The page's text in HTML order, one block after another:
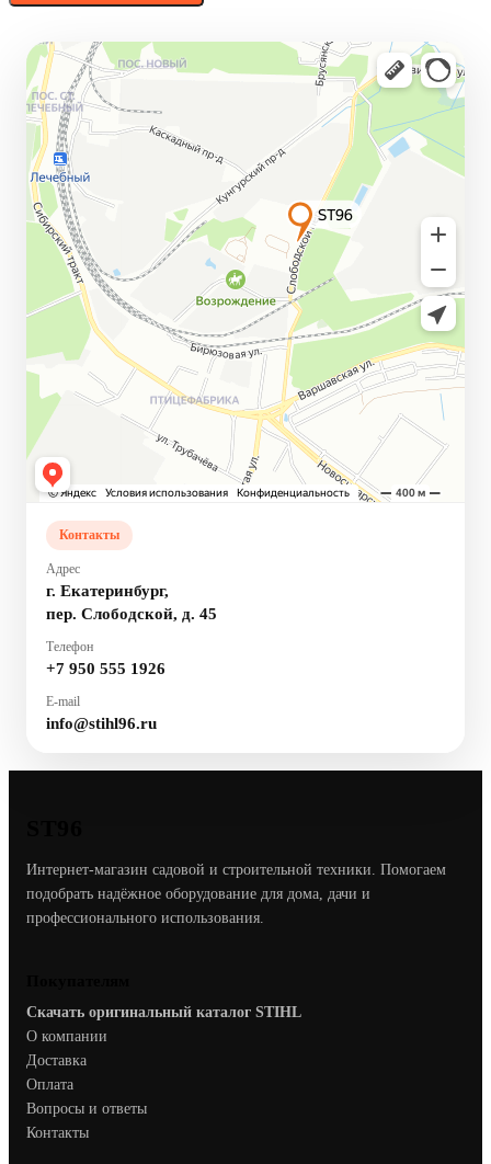
Контакты
Адрес
г. Екатеринбург,
пер. Слободской, д. 45
Телефон
+7 950 555 1926
E-mail
info@stihl96.ru
Интернет-магазин садовой и строительной техники. Помогаем
подобрать надёжное оборудование для дома, дачи и
профессионального использования.
Скачать оригинальный каталог STIHL
О компании
Доставка
Оплата
Вопросы и ответы
Контакты